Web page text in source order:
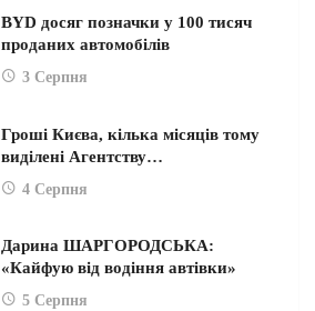
BYD досяг позначки у 100 тисяч
проданих автомобілів
3 Серпня
Гроші Києва, кілька місяців тому
виділені Агентству…
4 Серпня
Дарина ШАРГОРОДСЬКА:
«Кайфую від водіння автівки»
5 Серпня